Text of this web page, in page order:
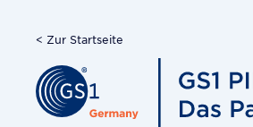
< Zur Startseite